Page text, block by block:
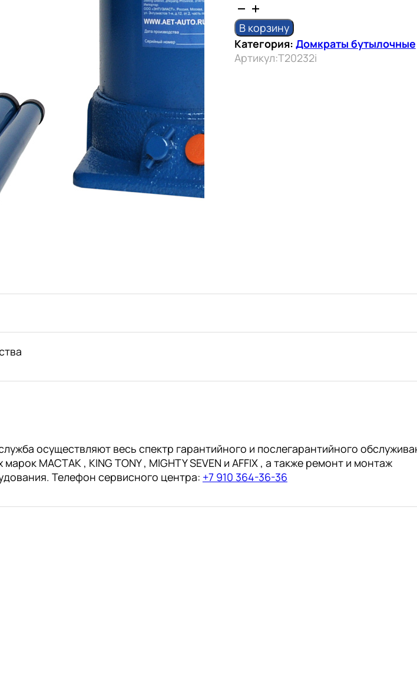
Количество
товара
Домкрат
бутылочный
32т
В корзину
Категория: Домкраты бутылочные
Артикул:T20232i
осуществляют весь спектр гарантийного и послегарантийного
МАСТАК , KING TONY , MIGHTY SEVEN и AFFIX , а также ремонт и монтаж
Телефон сервисного центра: +7 910 364-36-36